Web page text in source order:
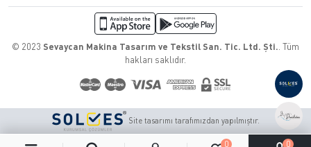
0 0
© 2023 Sevaycan Makina Tasarım ve Tekstil San. Tic. Ltd. Şti. . Tüm
hakları saklıdır.
Site tasarımı tarafımızdan yapılmıştır.